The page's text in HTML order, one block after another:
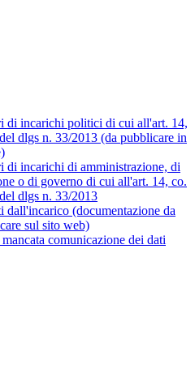
di incarichi politici di cui all'art. 14,
dlgs n. 33/2013 (da pubblicare in
di incarichi di amministrazione, di
o di governo di cui all'art. 14, co.
dlgs n. 33/2013
dall'incarico (documentazione da
sul sito web)
comunicazione dei dati